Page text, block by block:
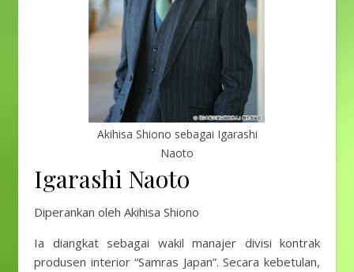
Akihisa Shiono sebagai Igarashi
Naoto
Igarashi Naoto
Diperankan oleh Akihisa Shiono
Ia diangkat sebagai wakil manajer divisi kontrak
produsen interior “Samras Japan”. Secara kebetulan,